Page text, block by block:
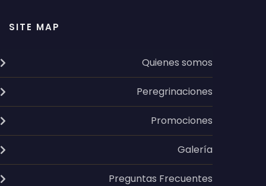
SITE MAP
Quienes somos
Peregrinaciones
Promociones
Galería
Preguntas Frecuentes